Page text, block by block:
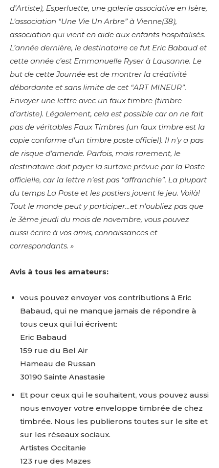
d’Artiste), Esperluette, une galerie associative en Isère,
L’association “Une Vie Un Arbre” à Vienne(38),
association qui vient en aide aux enfants hospitalisés.
L’année dernière, le destinataire ce fut Eric Babaud et
cette année c’est Emmanuelle Ryser à Lausanne. Le
but de cette Journée est de montrer la créativité
débordante et sans limite de cet “ART MINEUR”.
Envoyer une lettre avec un faux timbre (timbre
d’artiste). Légalement, cela est possible car on ne fait
pas de véritables Faux Timbres (un faux timbre est la
copie conforme d’un timbre poste officiel). Il n’y a pas
de risque d’amende. Parfois, mais rarement, le
destinataire doit payer la surtaxe prévue par la Poste
officielle, car la lettre n’est pas “affranchie”. La plupart
du temps La Poste et les postiers jouent le jeu. Voilà!
Tout le monde peut y participer…et n’oubliez pas que
le 3ème jeudi du mois de novembre, vous pouvez
aussi écrire à vos amis, connaissances et
correspondants. »
Avis à tous les amateurs:
vous pouvez envoyer vos contributions à Eric
Babaud, qui ne manque jamais de répondre à
tous ceux qui lui écrivent:
Eric Babaud
159 rue du Bel Air
Hameau de Russan
30190 Sainte Anastasie
Et pour ceux qui le souhaitent, vous pouvez aussi
nous envoyer votre enveloppe timbrée de chez
timbrée. Nous les publierons toutes sur le site et
sur les réseaux sociaux.
Artistes Occitanie
123 rue des Mazes